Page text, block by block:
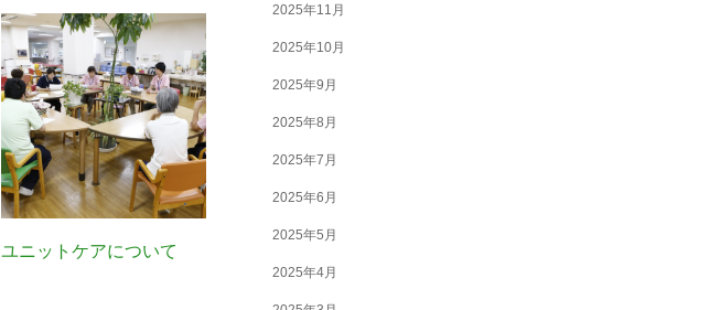
ユニットケアについて
2025年11月
2025年10月
2025年9月
2025年8月
2025年7月
2025年6月
2025年5月
2025年4月